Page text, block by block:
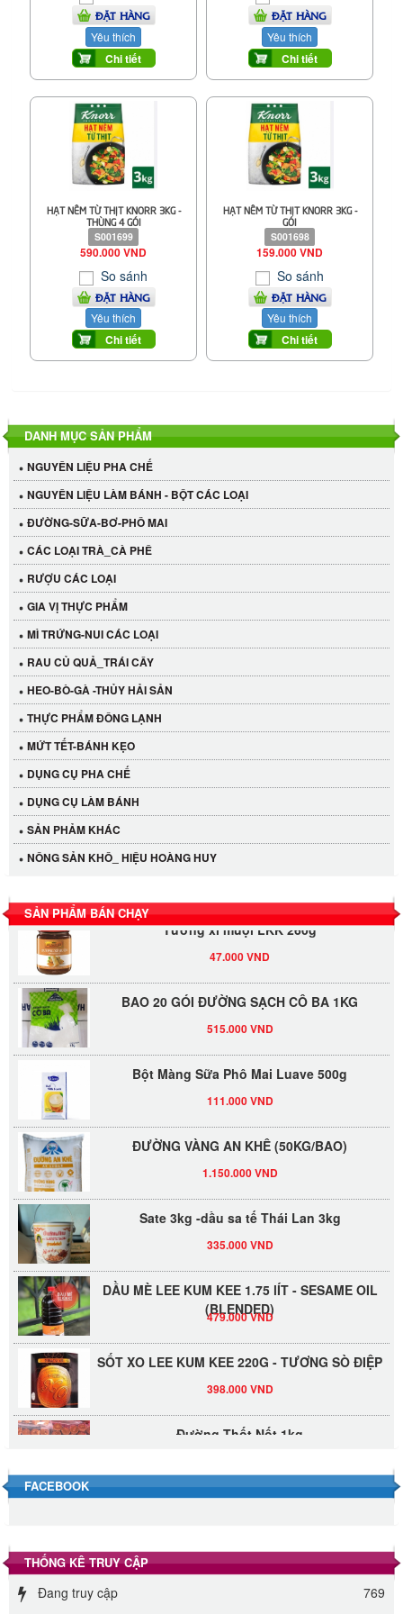
ĐẶT HÀNG
Yêu thích
Chi tiết
ĐẶT HÀNG
Yêu thích
Chi tiết
HẠT NÊM TỪ THỊT KNORR 3KG -
THÙNG 4 GÓI
S001699
590.000 VND
So sánh
ĐẶT HÀNG
Yêu thích
Chi tiết
HẠT NÊM TỪ THỊT KNORR 3KG -
GÓI
S001698
159.000 VND
So sánh
ĐẶT HÀNG
Yêu thích
Chi tiết
DANH MỤC SẢN PHẨM
NGUYÊN LIỆU PHA CHẾ
NGUYÊN LIỆU LÀM BÁNH - BỘT CÁC LOẠI
ĐƯỜNG-SỮA-BƠ-PHÔ MAI
CÁC LOẠI TRÀ_CÀ PHÊ
RƯỢU CÁC LOẠI
GIA VỊ THỰC PHẨM
MÌ TRỨNG-NUI CÁC LOẠI
RAU CỦ QUẢ_TRÁI CÂY
HEO-BÒ-GÀ -THỦY HẢI SẢN
THỰC PHẨM ĐÔNG LẠNH
MỨT TẾT-BÁNH KẸO
DỤNG CỤ PHA CHẾ
DỤNG CỤ LÀM BÁNH
SẢN PHẢM KHÁC
NÔNG SẢN KHÔ_ HIỆU HOÀNG HUY
SẢN PHẨM BÁN CHẠY
LỐC 12 HỦ Tương xí muội LKK 260g
Tương xí muội LKK 260g
BAO 20 GÓI ĐƯỜNG SẠCH CÔ BA 1KG
ĐƯỜNG VÀNG AN KHÊ (50KG/BAO)
Sate 3kg -dầu sa tế Thái Lan 3kg
DẦU MÈ LEE KUM KEE 1.75 lÍT - SESAME OIL
(BLENDED)
479.000 VND
SỐT XO LEE KUM KEE 220G - TƯƠNG SÒ ĐIỆP
Đường Thốt Nốt 1kg
Đường phèn hạt Long An 500g
Đường phèn Long An bao 10kg
FACEBOOK
THỐNG KÊ TRUY CẬP
Đang truy cập
769